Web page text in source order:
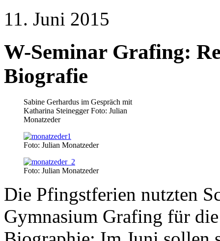
11. Juni 2015
W-Seminar Grafing:
Biografie
Sabine Gerhardus im Gespräch mit
Katharina Steinegger Foto: Julian
Monatzeder
Foto: Julian Monatzeder
Foto: Julian Monatzeder
Die Pfingstferien nutzten
Gymnasium Grafing für